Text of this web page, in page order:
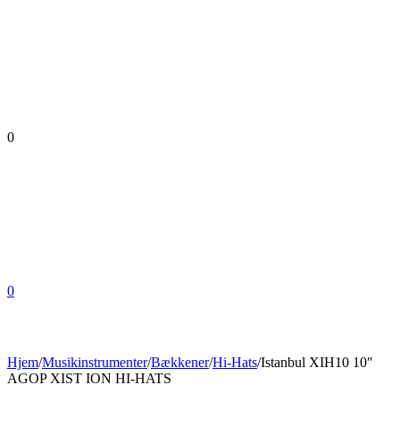
0
0
Hjem/Musikinstrumenter/Bækkener/Hi-Hats/Istanbul XIH10 10″
AGOP XIST ION HI-HATS